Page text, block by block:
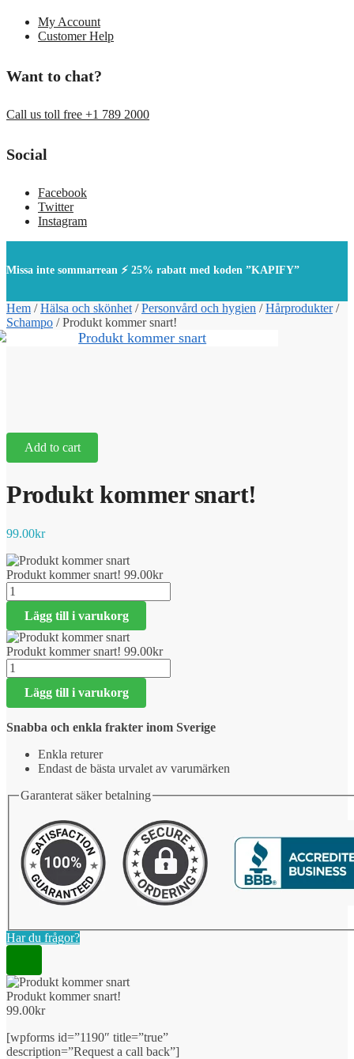
My Account
Customer Help
Want to chat?
Call us toll free +1 789 2000
Social
Facebook
Twitter
Instagram
Missa inte sommarrean ⚡ 25% rabatt med koden ”KAPIFY”
Hem /Hälsa och skönhet /Personvård och hygien /Hårprodukter/
Schampo /Produkt kommer snart!
Add to cart
Produkt kommer snart!
99.00kr
Produkt kommer snart! 99.00kr
Produkt
kommer
snart!
mängd
Lägg till i varukorg
Produkt kommer snart! 99.00kr
Produkt
kommer
snart!
mängd
Lägg till i varukorg
Snabba och enkla frakter inom Sverige
Enkla returer
Endast de bästa urvalet av varumärken
Garanterat säker betalning
Har du frågor?
Produkt kommer snart!
99.00kr
[wpforms id=”1190″ title=”true”
description=”Request a call back”]